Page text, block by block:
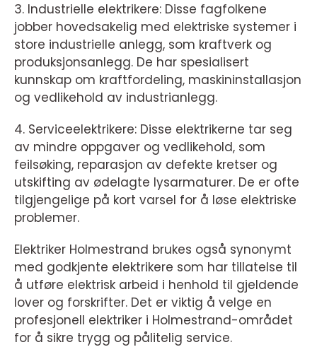
3. Industrielle elektrikere: Disse fagfolkene
jobber hovedsakelig med elektriske systemer i
store industrielle anlegg, som kraftverk og
produksjonsanlegg. De har spesialisert
kunnskap om kraftfordeling, maskininstallasjon
og vedlikehold av industrianlegg.
4. Serviceelektrikere: Disse elektrikerne tar seg
av mindre oppgaver og vedlikehold, som
feilsøking, reparasjon av defekte kretser og
utskifting av ødelagte lysarmaturer. De er ofte
tilgjengelige på kort varsel for å løse elektriske
problemer.
Elektriker Holmestrand brukes også synonymt
med godkjente elektrikere som har tillatelse til
å utføre elektrisk arbeid i henhold til gjeldende
lover og forskrifter. Det er viktig å velge en
profesjonell elektriker i Holmestrand-området
for å sikre trygg og pålitelig service.